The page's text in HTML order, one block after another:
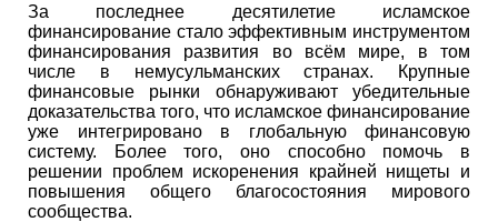
За последнее десятилетие исламское
финансирование стало эффективным инструментом
финансирования развития во всём мире, в том
числе в немусульманских странах. Крупные
финансовые рынки обнаруживают убедительные
доказательства того, что исламское финансирование
уже интегрировано в глобальную финансовую
систему. Более того, оно способно помочь в
решении проблем искоренения крайней нищеты и
повышения общего благосостояния мирового
сообщества.